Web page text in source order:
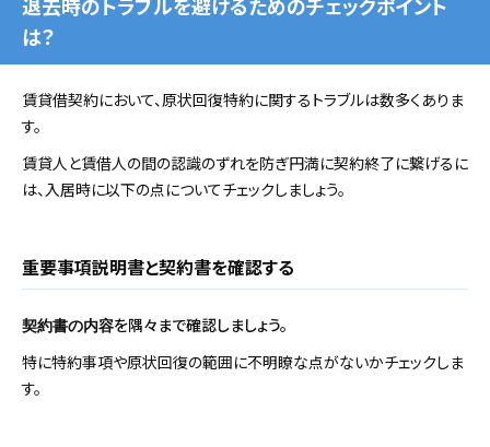
は？
賃貸借契約において、原状回復特約に関するトラブルは数多くありま
す。
賃貸人と賃借人の間の認識のずれを防ぎ円満に契約終了に繋げるに
は、入居時に以下の点についてチェックしましょう。
重要事項説明書と契約書を確認する
契約書の内容を隅々まで確認しましょう。
特に特約事項や原状回復の範囲に不明瞭な点がないかチェックしま
す。